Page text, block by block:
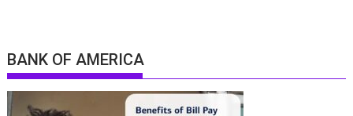
BANK OF AMERICA